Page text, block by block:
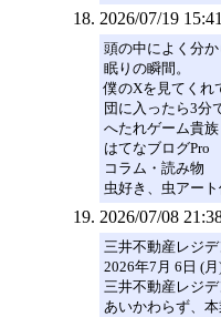
2026/07/19
頭の中によく分
眠りの瞬間。
僕のXを見てくれ
団に入ったら3分
へたれゲーム貴族
はてなブログPro
コラム・読み物
虫好き、虫アー
2026/07/08
三井不動産レジ
2026年7月 6日 (月
三井不動産レジ
あいかわらず、